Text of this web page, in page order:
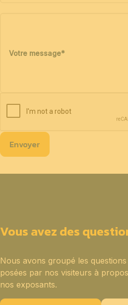
Votre message*
Envoyer
Vous avez des
Nous avons groupé les
posées par nos visiteurs à
nos exposants.